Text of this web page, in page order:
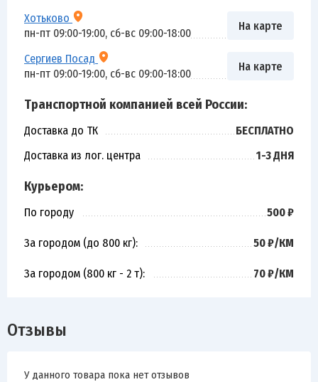
Хотьково
пн-пт 09:00-19:00, сб-вс 09:00-18:00
На карте
Сергиев Посад
пн-пт 09:00-19:00, сб-вс 09:00-18:00
На карте
Транспортной компанией всей России:
Доставка до ТК
БЕСПЛАТНО
Доставка из лог. центра
1-3 ДНЯ
Курьером:
По городу 500 ₽
За городом (до 800 кг): 50 ₽/КМ
За городом (800 кг - 2 т): 70 ₽/КМ
Отзывы
У данного товара пока нет отзывов